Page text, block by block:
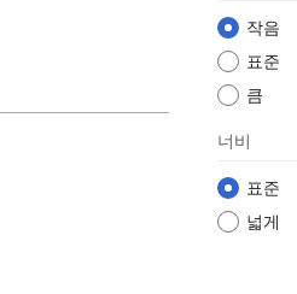
작음
표준
큼
너비
표준
넓게